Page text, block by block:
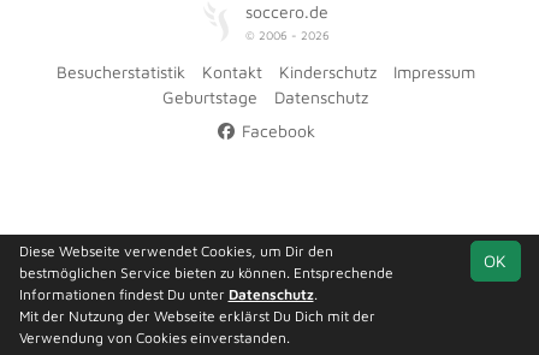
soccero.de
© 2006 - 2026
Besucherstatistik Kontakt Kinderschutz
Impressum
Geburtstage
Datenschutz
Facebook
OK
Diese Webseite verwendet Cookies, um Dir den
bestmöglichen Service bieten zu können. Entsprechende
Informationen findest Du unter Datenschutz.
Mit der Nutzung der Webseite erklärst Du Dich mit der
Verwendung von Cookies einverstanden.